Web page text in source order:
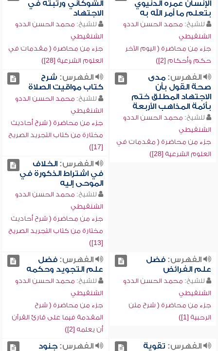
الإنسان عمره الدنيوي
بتعلم ما أمر الله به
للشيخ: محمد الحسن الددو
الشنقيطي
جزء من محاضرة ( اليوم الآخر
حكم وأحكام [2])
الشوكاني ورتبته في
الاجتهاد
للشيخ: محمد الحسن الددو
الشنقيطي
جزء من محاضرة ( مقدمات في
العلوم الشرعية [28])
الفهرس:مدى
صحة القول بأن
الاجتهاد المطلق ختم
بأئمة المذاهب الأربعة
للشيخ: محمد الحسن الددو
الشنقيطي
جزء من محاضرة ( مقدمات في
العلوم الشرعية [28])
الفهرس: شرح
كتاب مواقيت الصلاة
للشيخ: محمد الحسن الددو
الشنقيطي
جزء من محاضرة ( شرح أحاديث
مختارة من كتاب التجريد الصريح
[17])
الفهرس:الخلاف
في اشتراط الذكورة في
الموحى إليه
للشيخ: محمد الحسن الددو
الشنقيطي
جزء من محاضرة ( شرح أحاديث
مختارة من كتاب التجريد الصريح
[13])
الفهرس:فضل
علم الفرائض
للشيخ: محمد الحسن الددو
الشنقيطي
جزء من محاضرة ( شرح متن
الرحبية [1])
الفهرس:فضل
علم التجويد وحكمه
للشيخ: محمد الحسن الددو
الشنقيطي
جزء من محاضرة ( شرح
المقدمة فيما على قارئ القرآن
أن يعلمه [2])
الفهرس: تقوية
الفهرس:جنود